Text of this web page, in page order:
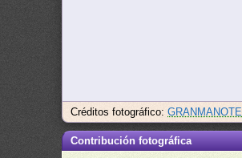
Créditos fotográfico:GRANMANOTE
Contribución fotográfica